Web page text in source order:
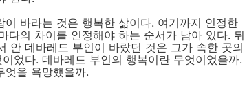
바라는 것은 행복한 삶이다. 여기까지 인정한
다의 차이를 인정해야 하는 순서가 남아 있다. 뒤
안 데바레드 부인이 바랐던 것은 그가 속한 곳의
었다. 데바레드 부인의 행복이란 무엇이었을까.
엇을 욕망했을까.